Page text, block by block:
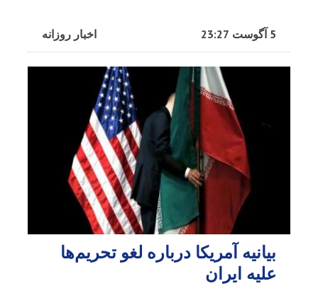
اخبار روزانه 5 آگوست 23:27
بیانیه آمریکا درباره لغو تحریم‌ها
علیه ایران